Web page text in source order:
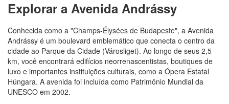
Explorar a Avenida Andrássy
Conhecida como a "Champs-Élysées de Budapeste", a Avenida
Andrássy é um boulevard emblemático que conecta o centro da
cidade ao Parque da Cidade (Városliget). Ao longo de seus 2,5
km, você encontrará edifícios neorrenascentistas, boutiques de
luxo e importantes instituições culturais, como a Ópera Estatal
Húngara. A avenida foi incluída como Patrimônio Mundial da
UNESCO em 2002.